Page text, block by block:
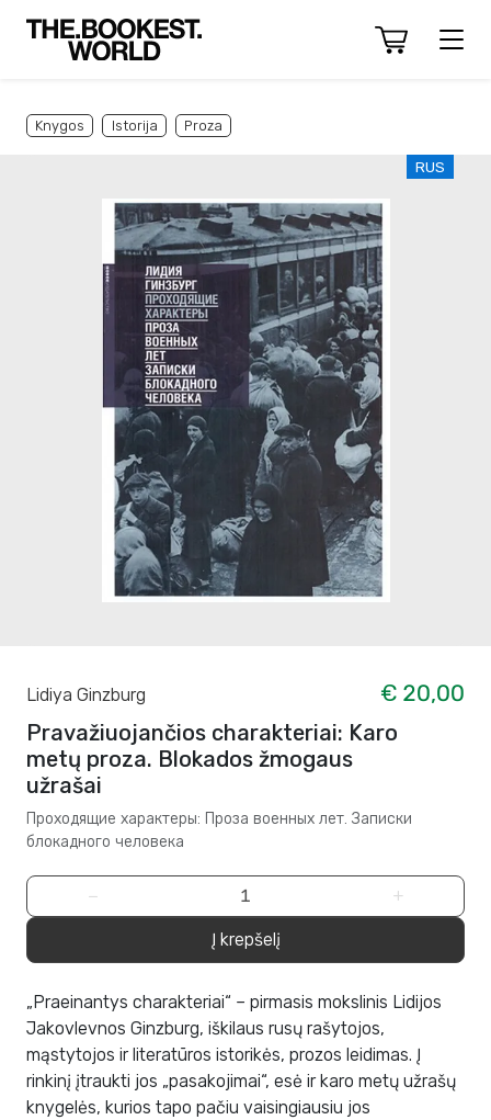
Knygos Istorija Proza
RUS
Lidiya Ginzburg
€ 20,00
Pravažiuojančios charakteriai: Karo
metų proza. Blokados žmogaus
užrašai
Проходящие характеры: Проза военных лет. Записки
блокадного человека
− +
Į krepšelį
„Praeinantys charakteriai“ – pirmasis mokslinis Lidijos
Jakovlevnos Ginzburg, iškilaus rusų rašytojos,
mąstytojos ir literatūros istorikės, prozos leidimas. Į
rinkinį įtraukti jos „pasakojimai“, esė ir karo metų užrašų
knygelės, kurios tapo pačiu vaisingiausiu jos